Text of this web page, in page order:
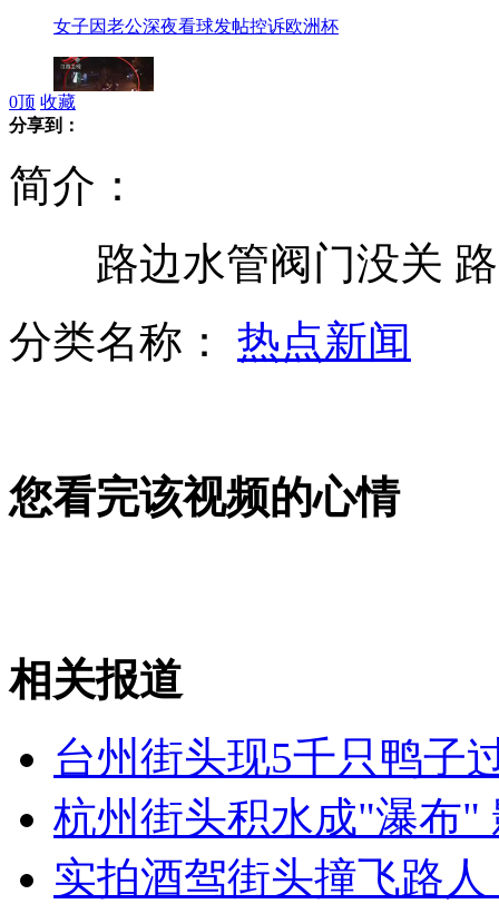
女子因老公深夜看球发帖控诉欧洲杯
牧羊犬无羊可看改"牧"老虎
出租司机曝潜规则后无助沦为乞丐
山西运城恶犬咬伤多人 警民合力深夜将其击毙
0顶 收藏
分享到：
简介：
路边水管阀门没关 路
分类名称： 热点新闻
您看完该视频的心情
相关报道
台州街头现5千只鸭子
杭州街头积水成"瀑布"
实拍酒驾街头撞飞路